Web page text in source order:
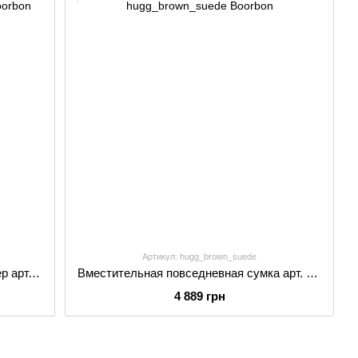
Вместительная женская сумка шопер арт. Nicka ручной работы из натуральной фактурной кожи черного цвета
Артикул: hugg_brown_suede
Вместительная повседневная сумка арт. Hugg из натуральной замши коричневого цвета
4 889 грн